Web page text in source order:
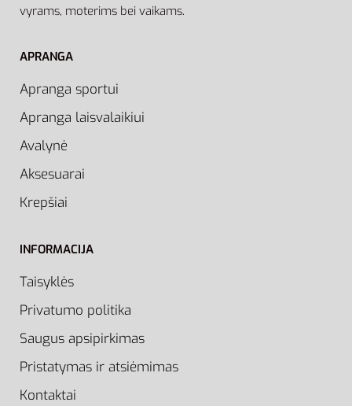
vyrams, moterims bei vaikams.
APRANGA
Apranga sportui
Apranga laisvalaikiui
Avalynė
Aksesuarai
Krepšiai
INFORMACIJA
Taisyklės
Privatumo politika
Saugus apsipirkimas
Pristatymas ir atsiėmimas
Kontaktai